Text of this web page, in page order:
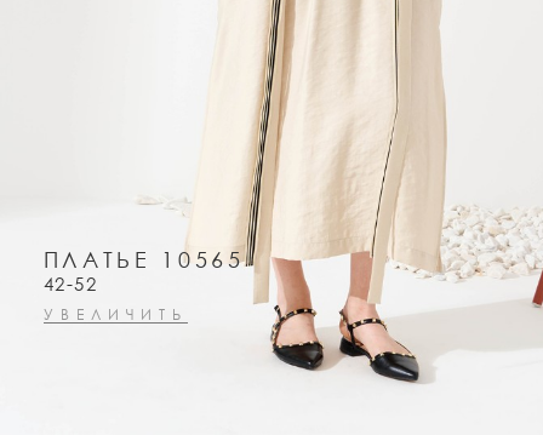
ПЛАТЬЕ 10565
42-52
УВЕЛИЧИТЬ